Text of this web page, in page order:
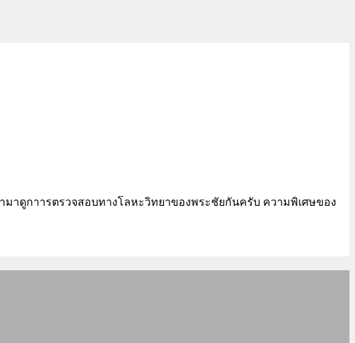
าดูกาารตรวจสอบทางโลหะวิทยาของพระชัยกันครับ ความพิเศษของ